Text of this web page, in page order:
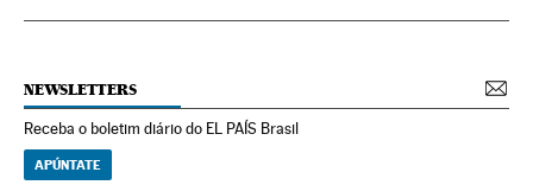
NEWSLETTERS
Receba o boletim diário do EL PAÍS Brasil
APÚNTATE